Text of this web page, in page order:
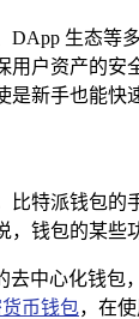
生态等
户资产的安
新手也能快
比特派钱包的
，钱包的某些
去中心化钱
币钱包，在